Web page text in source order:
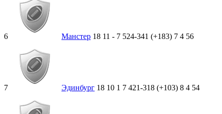
6 Манстер 18 11 - 7 524-341 (+183) 7 4 56
7 Эдинбург 18 10 1 7 421-318 (+103) 8 4 54